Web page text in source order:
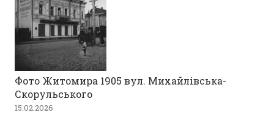
Фото Житомира 1905 вул. Михайлівська-
Скорульського
15.02.2026